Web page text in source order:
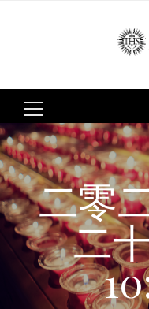
Search
for:
二零
二